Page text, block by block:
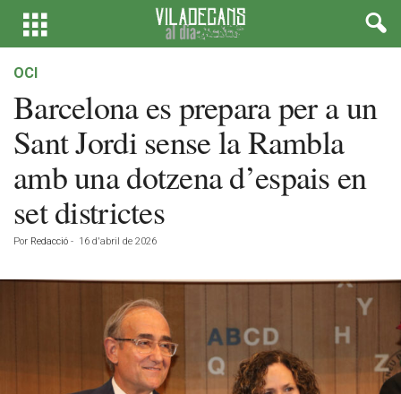
OCI
Barcelona es prepara per a un
Sant Jordi sense la Rambla
amb una dotzena d’espais en
set districtes
Por Redacció - 16 d'abril de 2026